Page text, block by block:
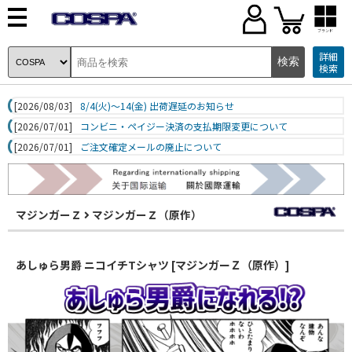
ブランド
詳細
検索
[2026/08/03]
8/4(火)～14(金) 出荷遅延のお知らせ
[2026/07/01]
コンビニ・ペイジー決済の支払期限変更について
[2026/07/01]
ご注文確定メールの廃止について
マジンガーＺ マジンガーＺ（原作）
あしゅら男爵 ニコイチTシャツ [マジンガーＺ（原作）]